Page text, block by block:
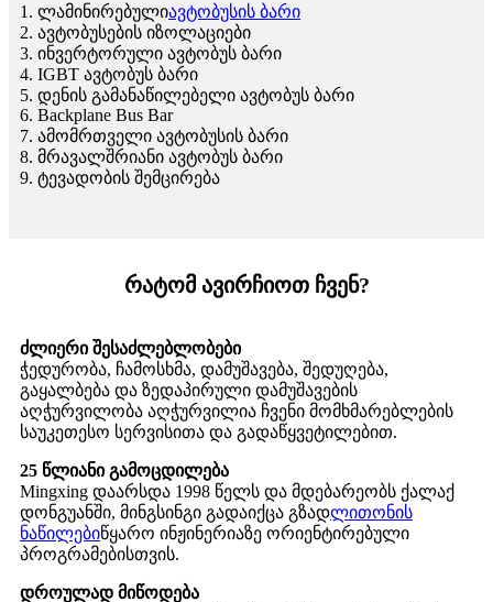
1. ლამინირებულიავტობუსის ბარი
2. ავტობუსების იზოლაციები
3. ინვერტორული ავტობუს ბარი
4. IGBT ავტობუს ბარი
5. დენის გამანაწილებელი ავტობუს ბარი
6. Backplane Bus Bar
7. ამომრთველი ავტობუსის ბარი
8. მრავალშრიანი ავტობუს ბარი
9. ტევადობის შემცირება
რატომ ავირჩიოთ ჩვენ?
ძლიერი შესაძლებლობები
ჭედურობა, ჩამოსხმა, დამუშავება, შედუღება,
გაყალბება და ზედაპირული დამუშავების
აღჭურვილობა აღჭურვილია ჩვენი მომხმარებლების
საუკეთესო სერვისითა და გადაწყვეტილებით.
25 წლიანი გამოცდილება
Mingxing დაარსდა 1998 წელს და მდებარეობს ქალაქ
დონგუანში, მინგსინგი გადაიქცა გზადლითონის
ნაწილებიწყარო ინჟინერიაზე ორიენტირებული
პროგრამებისთვის.
დროულად მიწოდება